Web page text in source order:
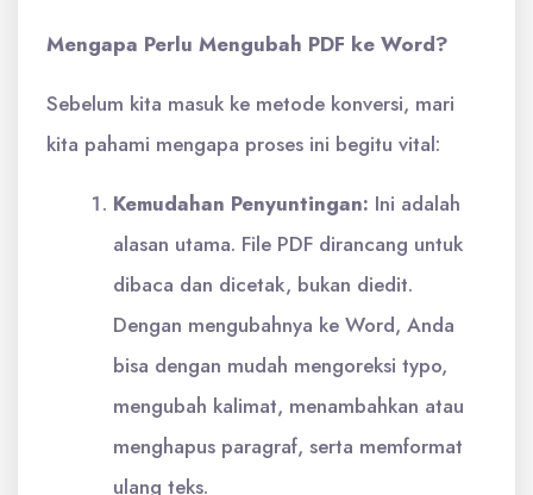
Mengapa Perlu Mengubah PDF ke Word?
Sebelum kita masuk ke metode konversi, mari
kita pahami mengapa proses ini begitu vital:
Kemudahan Penyuntingan: Ini adalah
alasan utama. File PDF dirancang untuk
dibaca dan dicetak, bukan diedit.
Dengan mengubahnya ke Word, Anda
bisa dengan mudah mengoreksi typo,
mengubah kalimat, menambahkan atau
menghapus paragraf, serta memformat
ulang teks.